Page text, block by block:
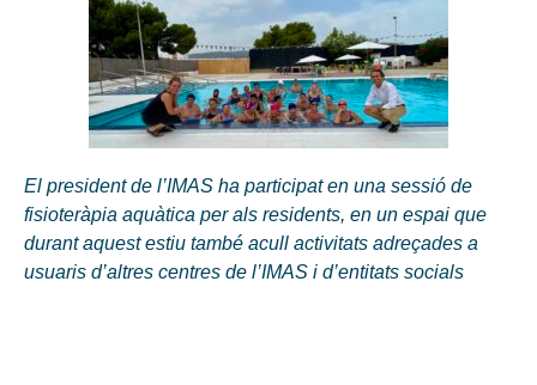
El president de l’IMAS ha participat en una sessió de
fisioteràpia aquàtica per als residents, en un espai que
durant aquest estiu també acull activitats adreçades a
usuaris d’altres centres de l’IMAS i d’entitats socials